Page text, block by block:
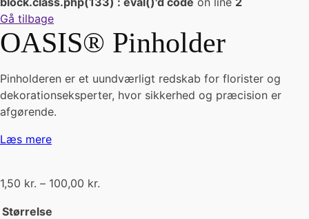
Gå tilbage
OASIS® Pinholder
Pinholderen er et uundværligt redskab for florister og
dekorationseksperter, hvor sikkerhed og præcision er
afgørende.
Læs mere
1,50 kr. – 100,00 kr.
Størrelse